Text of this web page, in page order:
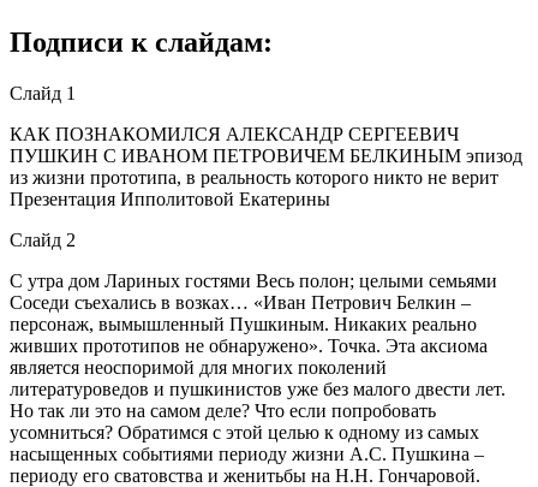
Подписи к слайдам:
Слайд 1
КАК ПОЗНАКОМИЛСЯ АЛЕКСАНДР СЕРГЕЕВИЧ
ПУШКИН С ИВАНОМ ПЕТРОВИЧЕМ БЕЛКИНЫМ эпизод
из жизни прототипа, в реальность которого никто не верит
Презентация Ипполитовой Екатерины
Слайд 2
С утра дом Лариных гостями Весь полон; целыми семьями
Соседи съехались в возках… «Иван Петрович Белкин –
персонаж, вымышленный Пушкиным. Никаких реально
живших прототипов не обнаружено». Точка. Эта аксиома
является неоспоримой для многих поколений
литературоведов и пушкинистов уже без малого двести лет.
Но так ли это на самом деле? Что если попробовать
усомниться? Обратимся с этой целью к одному из самых
насыщенных событиями периоду жизни А.С. Пушкина –
периоду его сватовства и женитьбы на Н.Н. Гончаровой.